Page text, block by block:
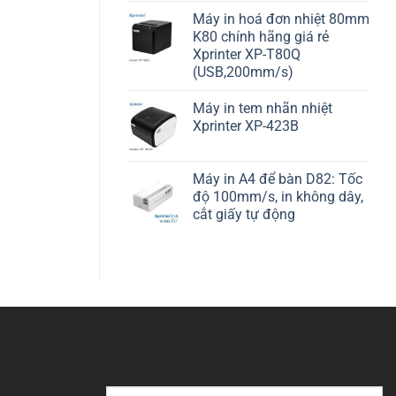
Máy in hoá đơn nhiệt 80mm
K80 chính hãng giá rẻ
Xprinter XP-T80Q
(USB,200mm/s)
Máy in tem nhãn nhiệt
Xprinter XP-423B
Máy in A4 để bàn D82: Tốc
độ 100mm/s, in không dây,
cắt giấy tự động